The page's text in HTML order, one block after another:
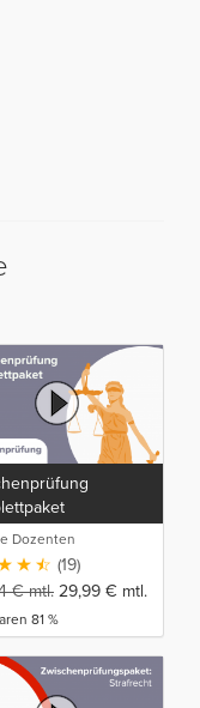
Dozenten
(19)
€mtl. 29,99 € mtl.
81 %